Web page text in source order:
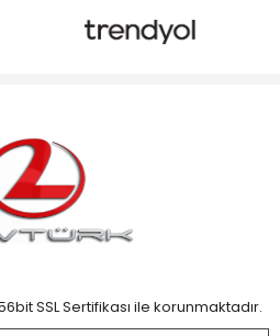
SSL Sertifikası ile korunmaktadır.